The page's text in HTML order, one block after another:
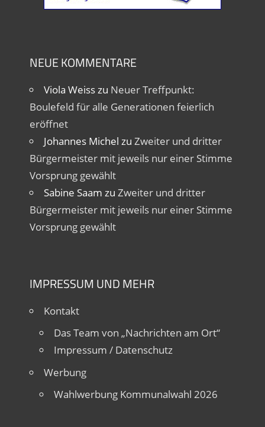
NEUE KOMMENTARE
Viola Weisszu Neuer Treffpunkt:
Boulefeld für alle Generationen feierlich
eröffnet
Johannes Michel zu Zweiter und dritter
Bürgermeister mit jeweils nur einer Stimme
Vorsprung gewählt
Sabine Saam zu Zweiter und dritter
Bürgermeister mit jeweils nur einer Stimme
Vorsprung gewählt
IMPRESSUM UND MEHR
Kontakt
Das Team von „Nachrichten am Ort“
Impressum / Datenschutz
Werbung
Wahlwerbung Kommunalwahl 2026